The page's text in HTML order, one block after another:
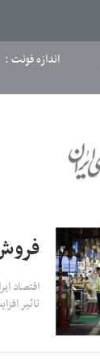
اندازه فونت :
اقتصاد
تاثیر